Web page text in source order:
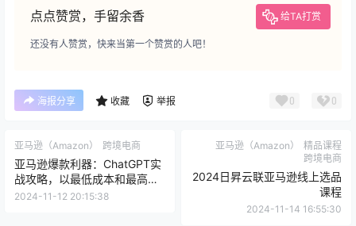
还没有人赞赏，快来当第一个赞赏的人吧！
海报分享 0
亚马逊（Amazon） 跨境电商
精品课程
跨境电商